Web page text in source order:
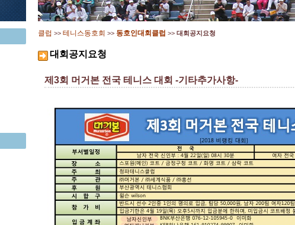
클럽 >> 테니스동호회 >> 동호인대회클럽 >> 대회공지요청
대회공지요청
제3회 머거본 전국 테니스 대회 -기타추가사항-